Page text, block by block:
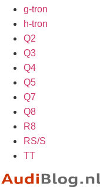
g-tron
h-tron
Q2
Q3
Q4
Q5
Q7
Q8
R8
RS/S
TT